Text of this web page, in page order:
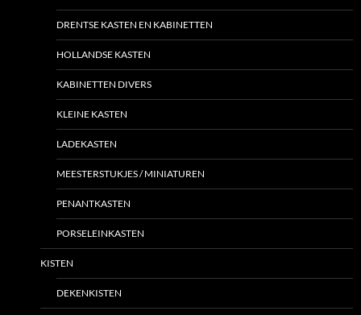
DRENTSE KASTEN EN KABINETTEN
HOLLANDSE KASTEN
KABINETTEN DIVERS
KLEINE KASTEN
LADEKASTEN
MEESTERSTUKJES / MINIATUREN
PENANTKASTEN
PORSELEINKASTEN
KISTEN
DEKENKISTEN